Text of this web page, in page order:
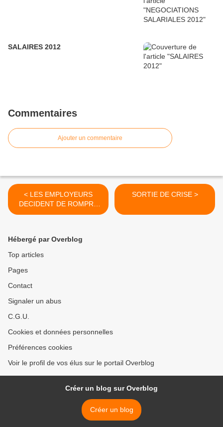
SALAIRES 2012
Commentaires
Ajouter un commentaire
< LES EMPLOYEURS
DECIDENT DE ROMPRE
LE DIALOGUE SOCIAL
SORTIE DE CRISE >
Hébergé par Overblog
Top articles
Pages
Contact
Signaler un abus
C.G.U.
Cookies et données personnelles
Préférences cookies
Voir le profil de vos élus sur le portail Overblog
Créer un blog sur Overblog
Créer un blog